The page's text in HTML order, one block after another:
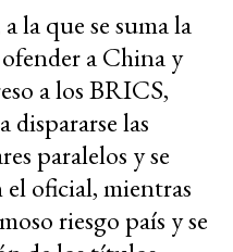
la que se suma la
a China y
a los BRICS,
las
paralelos y se
oficial, mientras
riesgo país y se